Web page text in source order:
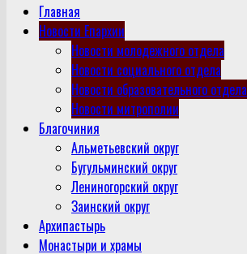
Главная
Новости Епархии
Новости молодежного отдела
Новости социального отдела
Новости образовательного отдела
Новости митрополии
Благочиния
Альметьевский округ
Бугульминский округ
Лениногорский округ
Заинский округ
Архипастырь
Монастыри и храмы